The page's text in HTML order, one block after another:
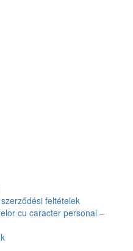
feltételek
cu caracter personal –